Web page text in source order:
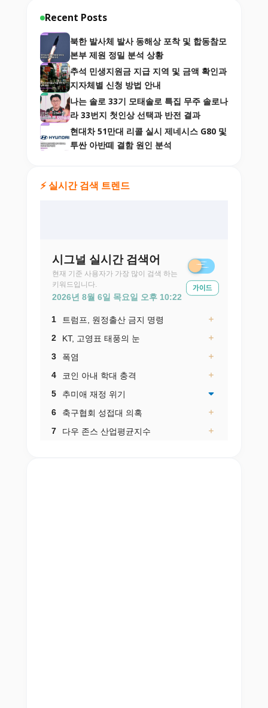
Recent Posts
북한 발사체 발사 동해상 포착 및 합동참모
본부 제원 정밀 분석 상황
추석 민생지원금 지급 지역 및 금액 확인과
지자체별 신청 방법 안내
나는 솔로 33기 모태솔로 특집 무주 솔로나
라 33번지 첫인상 선택과 반전 결과
현대차 51만대 리콜 실시 제네시스 G80 및
투싼 아반떼 결함 원인 분석
⚡ 실시간 검색 트렌드